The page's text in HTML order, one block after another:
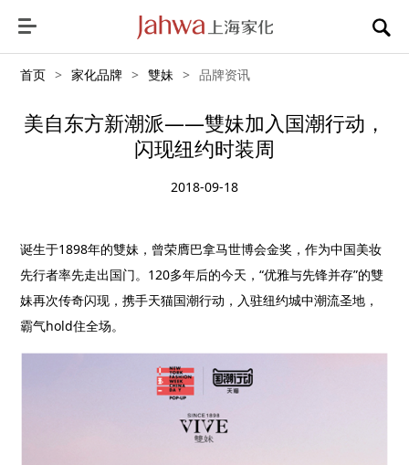
首页 > 家化品牌 > 雙妹 > 品牌资讯
美自东方新潮派——雙妹加入国潮行动，
闪现纽约时装周
2018-09-18
诞生于1898年的雙妹，曾荣膺巴拿马世博会金奖，作为中国美妆
先行者率先走出国门。 120多年后的今天，“优雅与先锋并存”的雙
妹再次传奇闪现，携手天猫国潮行动，入驻纽约城中潮流圣地，
霸气hold住全场。